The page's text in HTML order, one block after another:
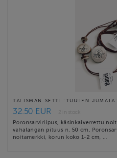
TALISMAN SETTI "TUULEN JUMALA"
32.50 EUR
2 in stock
Poronsarviriipus, käsinkaiverrettu
vahalangan pituus n. 50 cm.
noitamerkki, korun koko 1-2 cm, …